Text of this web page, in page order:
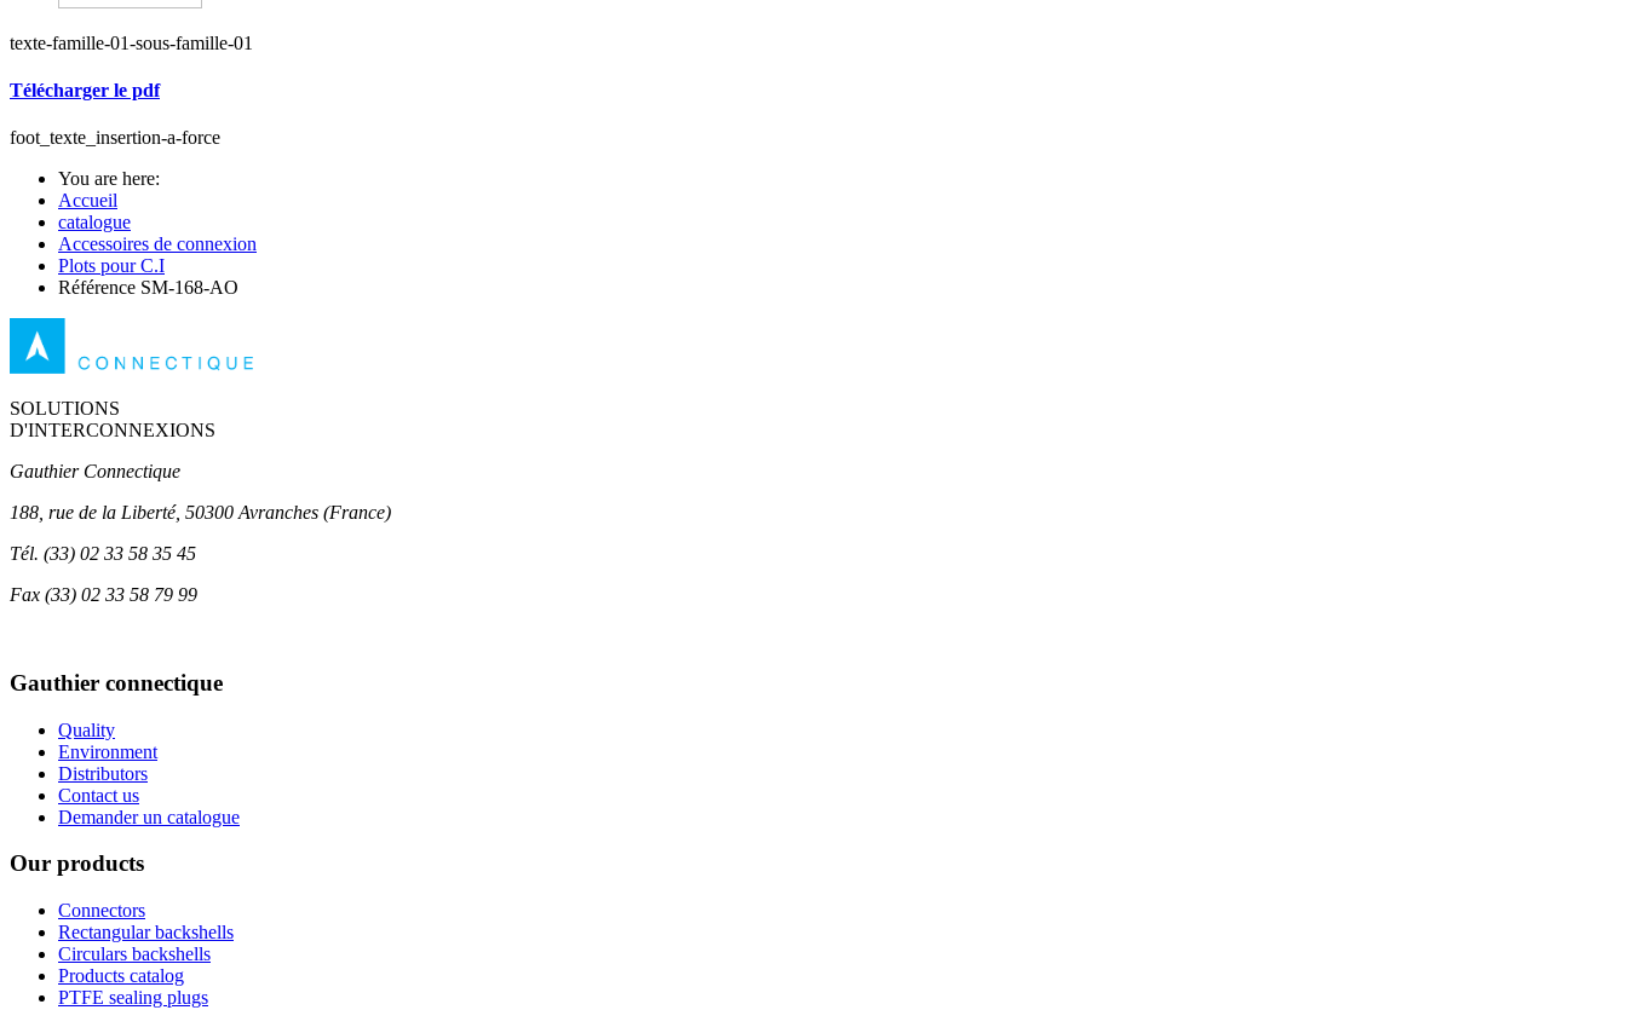
texte-famille-01-sous-famille-01
Télécharger le pdf
foot_texte_insertion-a-force
You are here:
Accueil
catalogue
Accessoires de connexion
Plots pour C.I
Référence SM-168-AO
SOLUTIONS
D'INTERCONNEXIONS
Gauthier Connectique
188, rue de la Liberté, 50300 Avranches (France)
Tél. (33) 02 33 58 35 45
Fax (33) 02 33 58 79 99
Gauthier connectique
Quality
Environment
Distributors
Contact us
Demander un catalogue
Our products
Connectors
Rectangular backshells
Circulars backshells
Products catalog
PTFE sealing plugs